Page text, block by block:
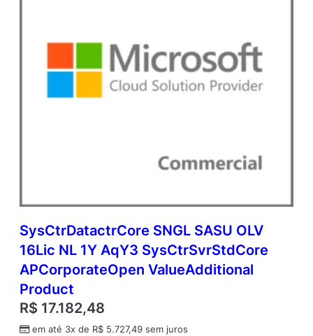
SysCtrDatactrCore SNGL SASU OLV
16Lic NL 1Y AqY3 SysCtrSvrStdCore
APCorporateOpen ValueAdditional
Product
R$ 17.182,48
em até 3x de R$ 5.727,49 sem juros